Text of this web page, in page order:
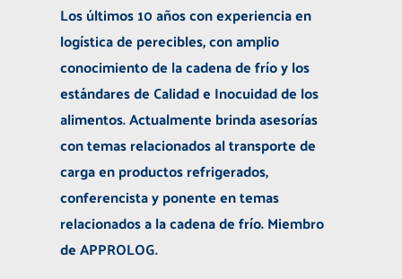
Los últimos 10 años con experiencia en
logística de perecibles, con amplio
conocimiento de la cadena de frío y los
estándares de Calidad e Inocuidad de los
alimentos. Actualmente brinda asesorías
con temas relacionados al transporte de
carga en productos refrigerados,
conferencista y ponente en temas
relacionados a la cadena de frío. Miembro
de APPROLOG.